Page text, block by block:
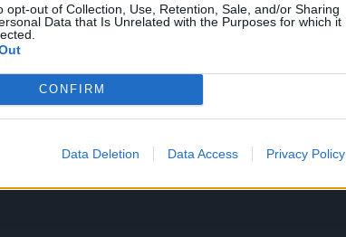
opt-out of Collection, Use, Retention, Sale, and/or Sharing
Data that Is Unrelated with the Purposes for which it
CONFIRM
Data Deletion Data Access Privacy Policy